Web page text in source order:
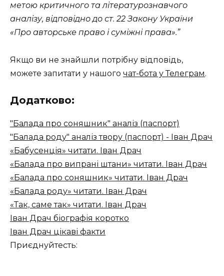
метою критичного та літературознавчого
аналізу, відповідно до ст. 22 Закону України
«Про авторське право і суміжні права».”
Якщо ви не знайшли потрібну відповідь,
можете запитати у нашого чат-бота у Телеграм.
Додатково:
"Балада про соняшник" аналіз (паспорт)
"Балада роду" аналіз твору (паспорт) - Іван Драч
«Бабусенція» читати. Іван Драч
«Балада про випрані штани» читати. Іван Драч
«Балада про соняшник» читати. Іван Драч
«Балада роду» читати. Іван Драч
«Так, саме так» читати. Іван Драч
Іван Драч біографія коротко
Іван Драч цікаві факти
Приєднуйтесть: